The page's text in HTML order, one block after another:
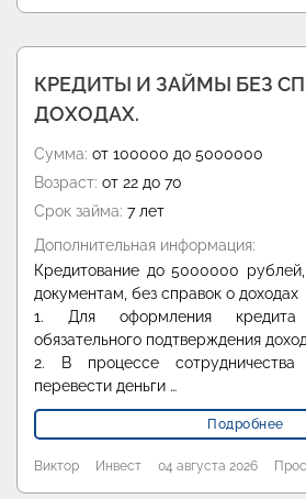
КРЕДИТЫ И ЗАЙМЫ БЕЗ
ДОХОДАХ.
Сумма: от 100000 до 5000000
Возраст: от 22 до 70
Срок займа: 7 лет
Дополнительная информация:
Кредитование до 5000000
документам, без справок о доходах
1. Для оформления кредита
обязательного подтверждения
2. В процессе
перевести деньги …
Подробнее
Виктор Инвест 04 августа 2026